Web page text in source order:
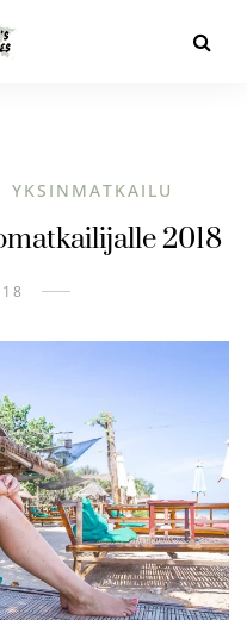
YKSINMATKAILU
2018